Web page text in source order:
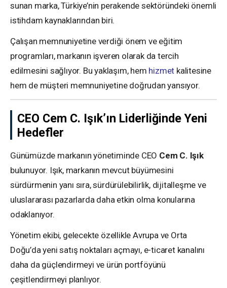
sunan marka, Türkiye’nin perakende sektöründeki önemli
istihdam kaynaklarından biri.
Çalışan memnuniyetine verdiği önem ve eğitim
programları, markanın işveren olarak da tercih
edilmesini sağlıyor. Bu yaklaşım, hem hizmet kalitesine
hem de müşteri memnuniyetine doğrudan yansıyor.
CEO Cem C. Işık’ın Liderliğinde Yeni
Hedefler
Günümüzde markanın yönetiminde CEO Cem C. Işık
bulunuyor. Işık, markanın mevcut büyümesini
sürdürmenin yanı sıra, sürdürülebilirlik, dijitalleşme ve
uluslararası pazarlarda daha etkin olma konularına
odaklanıyor.
Yönetim ekibi, gelecekte özellikle Avrupa ve Orta
Doğu’da yeni satış noktaları açmayı, e-ticaret kanalını
daha da güçlendirmeyi ve ürün portföyünü
çeşitlendirmeyi planlıyor.